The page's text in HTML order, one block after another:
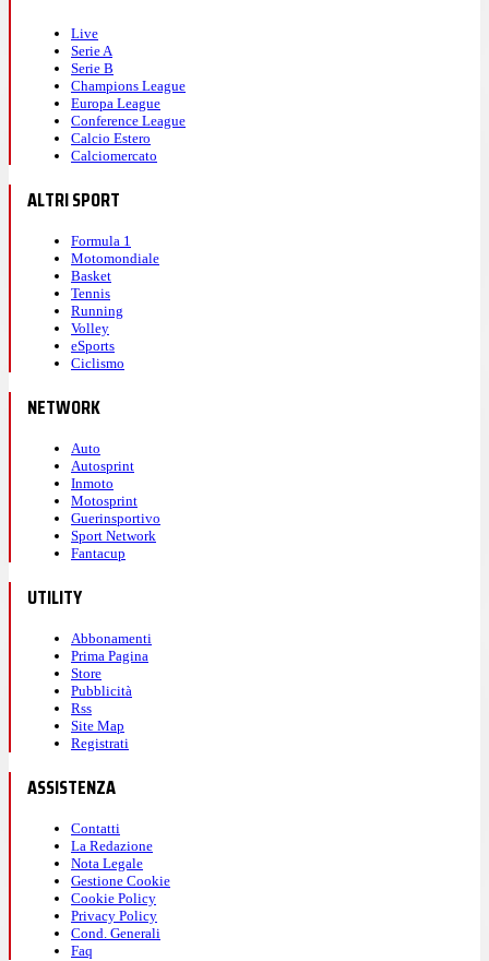
Live
Serie A
Serie B
Champions League
Europa League
Conference League
Calcio Estero
Calciomercato
ALTRI SPORT
Formula 1
Motomondiale
Basket
Tennis
Running
Volley
eSports
Ciclismo
NETWORK
Auto
Autosprint
Inmoto
Motosprint
Guerinsportivo
Sport Network
Fantacup
UTILITY
Abbonamenti
Prima Pagina
Store
Pubblicità
Rss
Site Map
Registrati
ASSISTENZA
Contatti
La Redazione
Nota Legale
Gestione Cookie
Cookie Policy
Privacy Policy
Cond. Generali
Faq